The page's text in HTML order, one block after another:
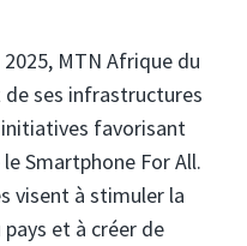
MTN Afrique du
de ses infrastructures
favorisant
Smartphone For All.
visent à stimuler la
et à créer de